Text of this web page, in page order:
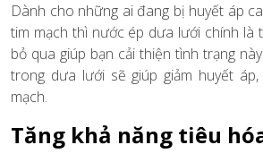
Dành cho những ai đang bị huyết áp
tim mạch thì nước ép dưa lưới chính là
bỏ qua giúp bạn cải thiện tình trạng
trong dưa lưới sẽ giúp giảm huyết
mạch.
Tăng khả năng tiêu